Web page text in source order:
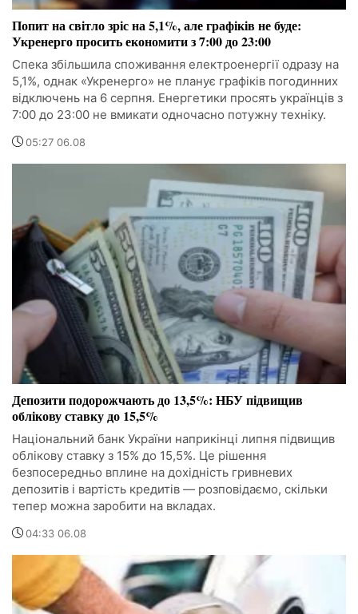
Попит на світло зріс на 5,1%, але графіків не буде:
Укренерго просить економити з 7:00 до 23:00
Спека збільшила споживання електроенергії одразу на
5,1%, однак «Укренерго» не планує графіків погодинних
відключень на 6 серпня. Енергетики просять українців з
7:00 до 23:00 не вмикати одночасно потужну техніку.
05:27 06.08
Депозити подорожчають до 13,5%: НБУ підвищив
облікову ставку до 15,5%
Національний банк України наприкінці липня підвищив
облікову ставку з 15% до 15,5%. Це рішення
безпосередньо вплине на дохідність гривневих
депозитів і вартість кредитів — розповідаємо, скільки
тепер можна заробити на вкладах.
04:33 06.08